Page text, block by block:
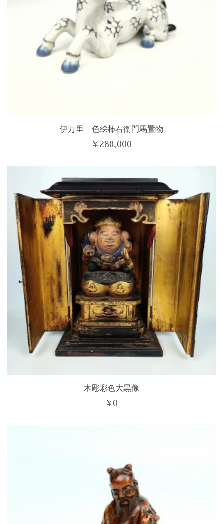
伊万里 色絵柿右衛門馬置物
¥280,000
木彫彩色大黒像
¥0